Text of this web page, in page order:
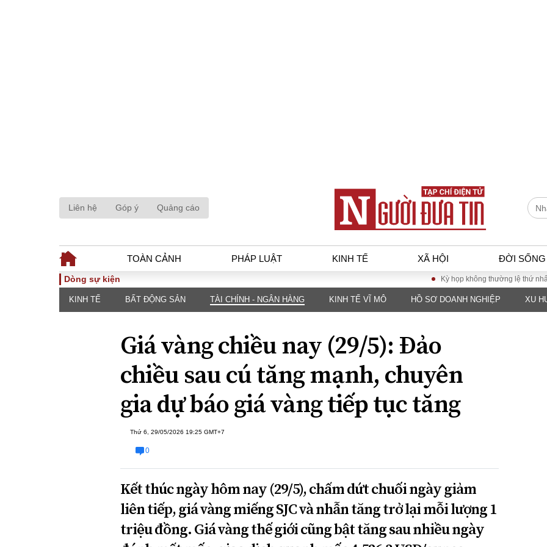
Liên hệ Góp ý Quảng cáo
TOÀN CẢNH PHÁP LUẬT KINH TẾ XÃ HỘI ĐỜI SỐNG
TOÀN CẢNH
Chính sách
Đối thoại
Thế giới
PHÁP LUẬT
luật
Góc nhìn luật gia
Hồ sơ điều tra
Tiếng nói công dân
An ninh - Hình sự
KINH TẾ
Tài chính - Ngân
hàng
Kinh tế vĩ mô
Hồ sơ doanh
nghiệp
Xu hướng thị
XÃ HỘI
ĐA CHIỀU
Quan điểm
INFOCUS
Dòng sự kiện Kỳ họp không thường lệ thứ nhất,
KINH TẾ BẤT ĐỘNG SẢN TÀI CHÍNH - NGÂN HÀNG KINH TẾ VĨ MÔ HỒ SƠ DOANH NGHIỆP XU
Giá vàng chiều nay (29/5): Đảo
chiều sau cú tăng mạnh, chuyên
gia dự báo giá vàng tiếp tục tăng
Thứ 6, 29/05/2026 19:25 GMT+7
0
Kết thúc ngày hôm nay (29/5), chấm dứt chuối ngày giảm
liên tiếp, giá vàng miếng SJC và nhẫn tăng trở lại mỗi lượng 1
triệu đồng. Giá vàng thế giới cũng bật tăng sau nhiều ngày